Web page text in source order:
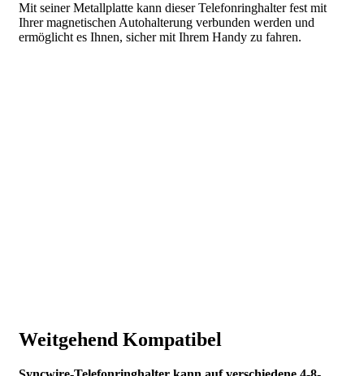
Mit seiner Metallplatte kann dieser Telefonringhalter fest mit
Ihrer magnetischen Autohalterung verbunden werden und
ermöglicht es Ihnen, sicher mit Ihrem Handy zu fahren.
Weitgehend Kompatibel